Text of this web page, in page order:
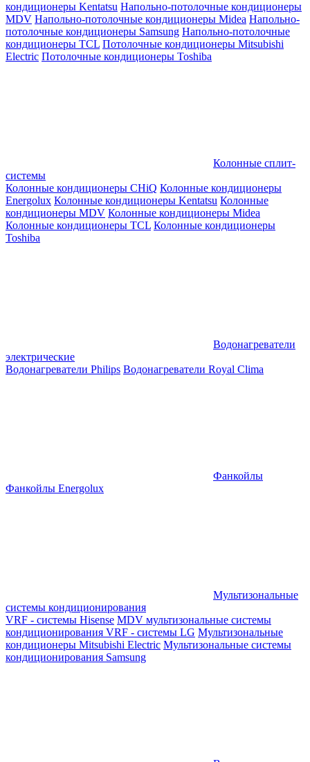
кондиционеры Kentatsu Напольно-потолочные кондиционеры
MDV Напольно-потолочные кондиционеры Midea Напольно-
потолочные кондиционеры Samsung Напольно-потолочные
кондиционеры TCL Потолочные кондиционеры Mitsubishi
Electric Потолочные кондиционеры Toshiba
Колонные сплит-
системы
Колонные кондиционеры CHiQ Колонные кондиционеры
Energolux Колонные кондиционеры Kentatsu Колонные
кондиционеры MDV Колонные кондиционеры Midea
Колонные кондиционеры TCL Колонные кондиционеры
Toshiba
Водонагреватели
электрические
Водонагреватели Philips Водонагреватели Royal Clima
Фанкойлы
Фанкойлы Energolux
Мультизональные
системы кондиционирования
VRF - системы Hisense MDV мультизональные системы
кондиционирования VRF - системы LG Мультизональные
кондиционеры Mitsubishi Electric Мультизональные системы
кондиционирования Samsung